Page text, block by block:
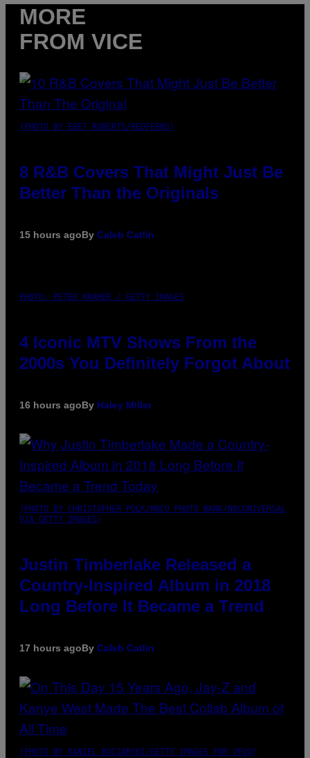
MORE
FROM VICE
(PHOTO BY EBET ROBERTS/REDFERNS)
8 R&B Covers That Might Just Be
Better Than the Originals
15 hours agoBy Caleb Catlin
PHOTO: PETER KRAMER / GETTY IMAGES
4 Iconic MTV Shows From the
2000s You Definitely Forgot About
16 hours agoBy Haley Miller
(PHOTO BY CHRISTOPHER POLK/NBCU PHOTO BANK/NBCUNIVERSAL
VIA GETTY IMAGES)
Justin Timberlake Released a
Country-Inspired Album in 2018
Long Before It Became a Trend
17 hours agoBy Caleb Catlin
(PHOTO BY DANIEL BOCZARSKI/GETTY IMAGES FOR VEVO)